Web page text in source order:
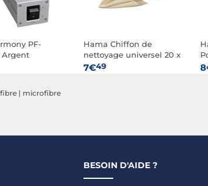
PF-
Argent
Hama Chiffon de
nettoyage universel 20 x
20 cm Jaune
7€49
| microfibre
BESOIN D'AIDE ?